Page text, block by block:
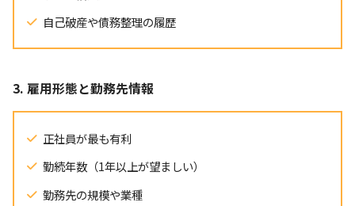
自己破産や債務整理の履歴
3. 雇用形態と勤務先情報
正社員が最も有利
勤続年数（1年以上が望ましい）
勤務先の規模や業種